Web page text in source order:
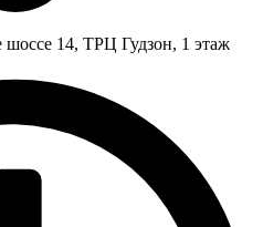
шоссе 14, ТРЦ Гудзон, 1 этаж